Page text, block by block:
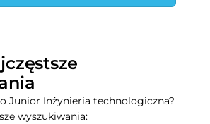
Junior Inżynieria technologiczna?
wyszukiwania: